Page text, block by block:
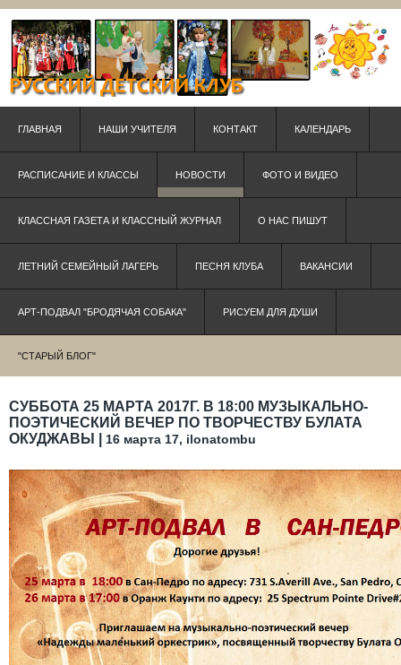
ГЛАВНАЯ НАШИ УЧИТЕЛЯ КОНТАКТ КАЛЕНДАРЬ
РАСПИСАНИЕ И КЛАССЫ НОВОСТИ ФОТО И ВИДЕО
КЛАССНАЯ ГАЗЕТА И КЛАССНЫЙ ЖУРНАЛ О НАС ПИШУТ
ЛЕТНИЙ СЕМЕЙНЫЙ ЛАГЕРЬ ПЕСНЯ КЛУБА ВАКАНСИИ
АРТ-ПОДВАЛ "БРОДЯЧАЯ СОБАКА" РИСУЕМ ДЛЯ ДУШИ
"СТАРЫЙ БЛОГ"
СУББОТА 25 МАРТА 2017Г. В 18:00 МУЗЫКАЛЬНО-
ПОЭТИЧЕСКИЙ ВЕЧЕР ПО ТВОРЧЕСТВУ БУЛАТА
ОКУДЖАВЫ | 16 марта 17, ilonatombu